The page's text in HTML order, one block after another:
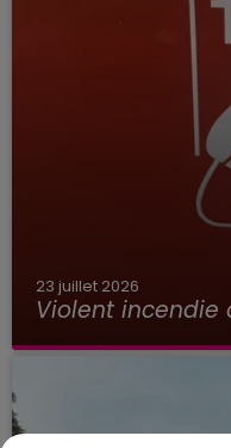
23 juillet 2026
Violent incendie